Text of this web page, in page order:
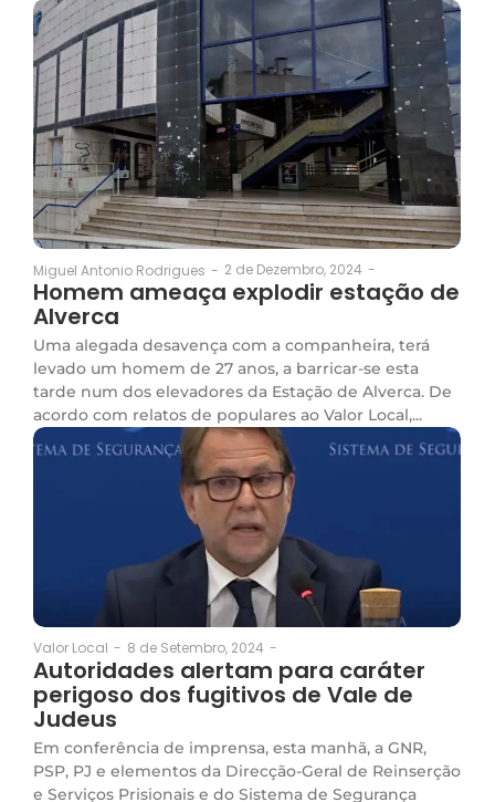
Miguel Antonio Rodrigues - 2 de Dezembro, 2024 -
Homem ameaça explodir estação de
Alverca
Uma alegada desavença com a companheira, terá
levado um homem de 27 anos, a barricar-se esta
tarde num dos elevadores da Estação de Alverca. De
acordo com relatos de populares ao Valor Local,...
Valor Local - 8 de Setembro, 2024 -
Autoridades alertam para caráter
perigoso dos fugitivos de Vale de
Judeus
Em conferência de imprensa, esta manhã, a GNR,
PSP, PJ e elementos da Direcção-Geral de Reinserção
e Serviços Prisionais e do Sistema de Segurança